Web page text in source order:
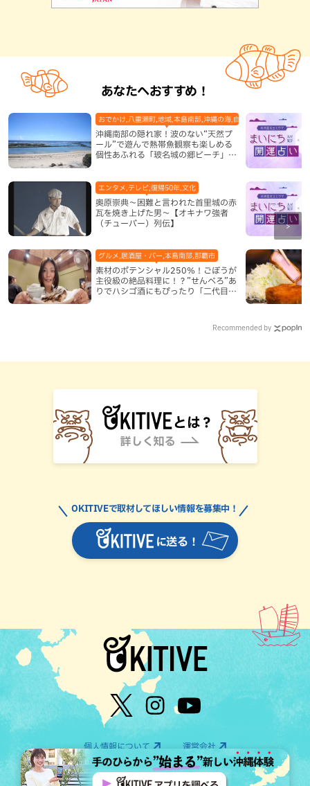
あなたへおすすめ！
沖縄南部の隠れ家！波のない“天然プ
ール”で遊んで熱帯魚観察も楽しめる
個性あふれる「玻名城の郷ビーチ」
おでかけ,八重瀬町,地域,本島南部,沖縄の海,自然
奥原崇典～困難と言われた首里城の赤
瓦を焼き上げた男～【オキナワ強者
（チューバー）列伝】
エンタメ,テレビ,復帰50年,文化
素材のポテンシャル250％！ごぼうが
主役級の絶品料理に！？”せんべろ”あ
りでハシゴ酒にもぴったり「二代目ふ
グルメ,居酒屋・バー,本島南部,那覇市
Recommended by
に送る！
OKITIVEで取材してほしい情報を募集中！
個人情報について 運営会社
©OTV CO.,LTD All Rights Reserved.